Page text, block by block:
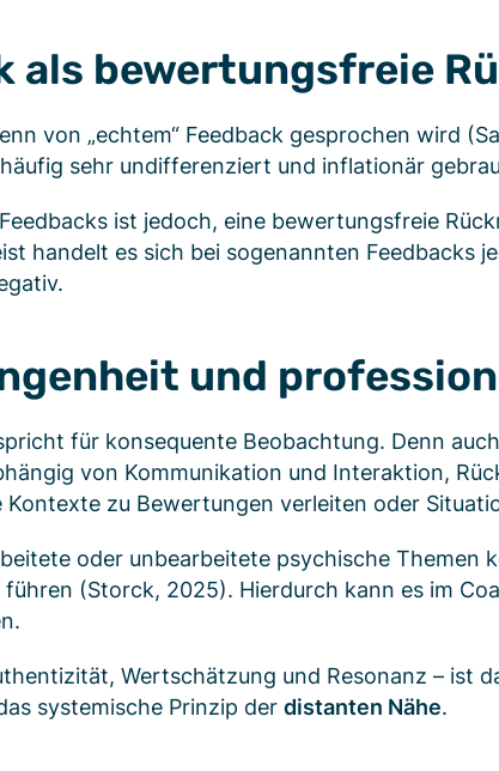
als bewertungsfreie
von „echtem“ Feedback gesprochen wird
sehr undifferenziert und inflationär
ist jedoch, eine bewertungsfreie
handelt es sich bei sogenannten Feedbacks
und
für konsequente Beobachtung. Denn
von Kommunikation und Interaktion,
Kontexte zu Bewertungen verleiten oder
oder unbearbeitete psychische Themen
(Storck, 2025). Hierdurch kann es im
Wertschätzung und Resonanz – ist
systemische Prinzip der distanten Nähe.